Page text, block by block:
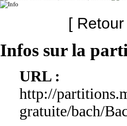
[
Infos sur la
URL :
http://
gratuite/bach/